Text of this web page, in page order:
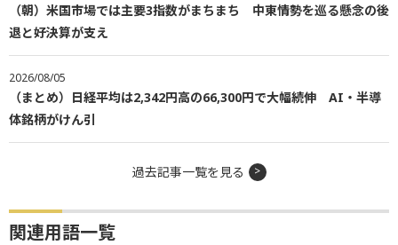
（朝）米国市場では主要3指数がまちまち 中東情勢を巡る懸念の後
退と好決算が支え
2026/08/05
（まとめ）日経平均は2,342円高の66,300円で大幅続伸 AI・半導
体銘柄がけん引
過去記事一覧を見る
関連用語一覧